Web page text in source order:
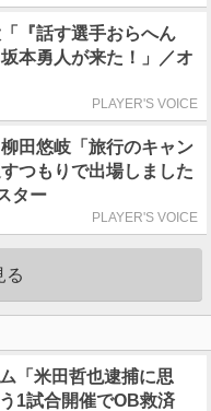
『話す選手おらへん
本勇人が来た！」／オ
PLAYER'S VOICE
田悠岐「旅行のキャン
つもりで出場しました
ター
PLAYER'S VOICE
る
「米田哲也逮捕に思
1試合開催でOB救済